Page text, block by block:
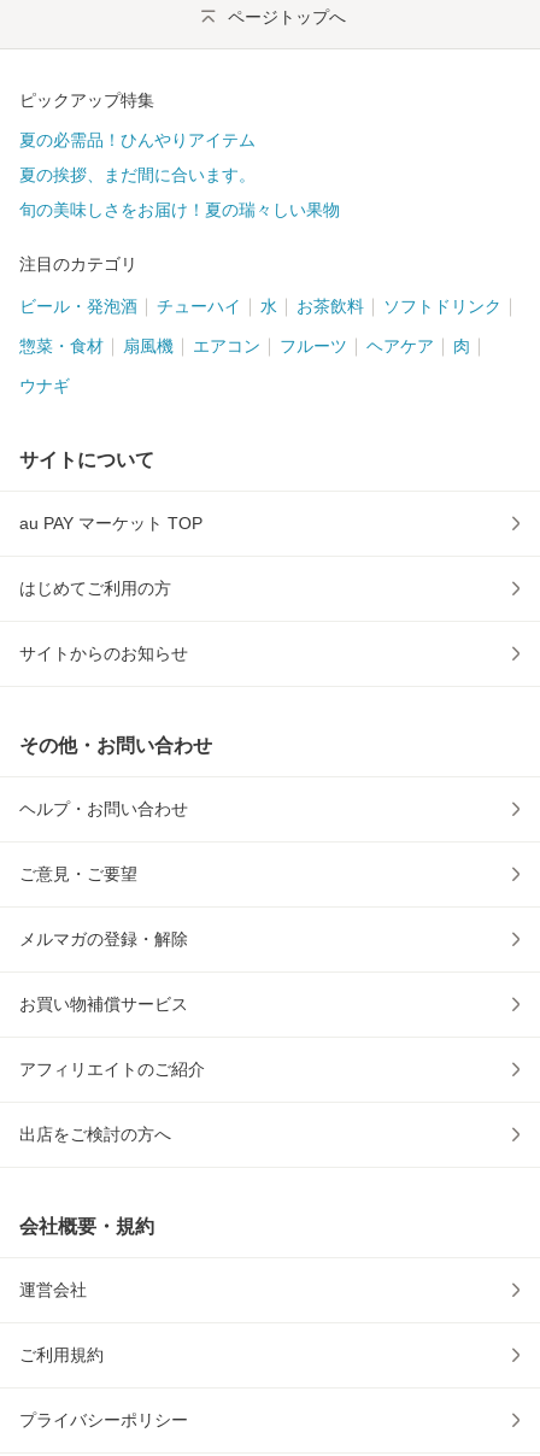
ページトップへ
ピックアップ特集
夏の必需品！ひんやりアイテム
夏の挨拶、まだ間に合います。
旬の美味しさをお届け！夏の瑞々しい果物
注目のカテゴリ
ビール・発泡酒 チューハイ 水 お茶飲料 ソフトドリンク
惣菜・食材 扇風機 エアコン フルーツ ヘアケア 肉
ウナギ
サイトについて
au PAY マーケット TOP
はじめてご利用の方
サイトからのお知らせ
その他・お問い合わせ
ヘルプ・お問い合わせ
ご意見・ご要望
メルマガの登録・解除
お買い物補償サービス
アフィリエイトのご紹介
出店をご検討の方へ
会社概要・規約
運営会社
ご利用規約
プライバシーポリシー